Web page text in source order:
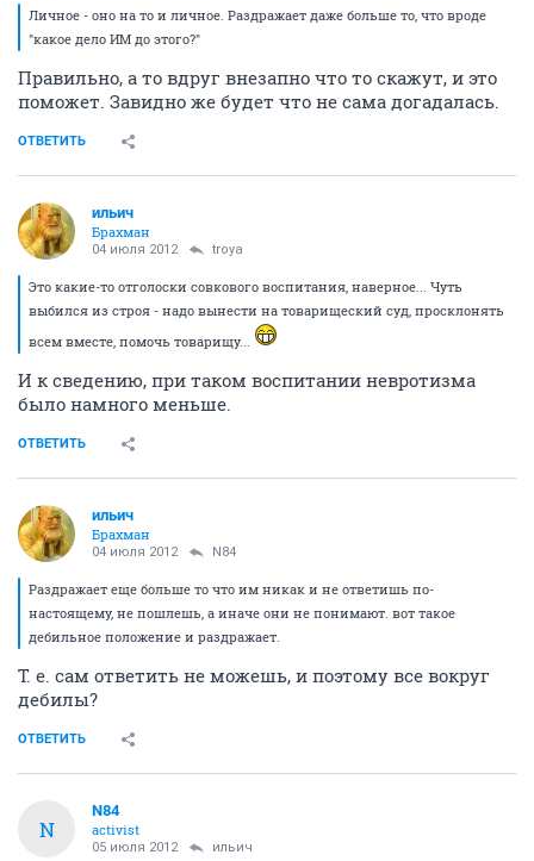
Личное - оно на то и личное. Раздражает даже больше то, что вроде
"какое дело ИМ до этого?"
Правильно, а то вдруг внезапно что то скажут, и это
поможет. Завидно же будет что не сама догадалась.
ОТВЕТИТЬ
ильич
Брахман
04 июля 2012 troya
Это какие-то отголоски совкового воспитания, наверное... Чуть
выбился из строя - надо вынести на товарищеский суд, просклонять
всем вместе, помочь товарищу...
И к сведению, при таком воспитании невротизма
было намного меньше.
ОТВЕТИТЬ
ильич
Брахман
04 июля 2012 N84
Раздражает еще больше то что им никак и не ответишь по-
настоящему, не пошлешь, а иначе они не понимают. вот такое
дебильное положение и раздражает.
Т. е. сам ответить не можешь, и поэтому все вокруг
дебилы?
ОТВЕТИТЬ
N
N84
activist
05 июля 2012 ильич